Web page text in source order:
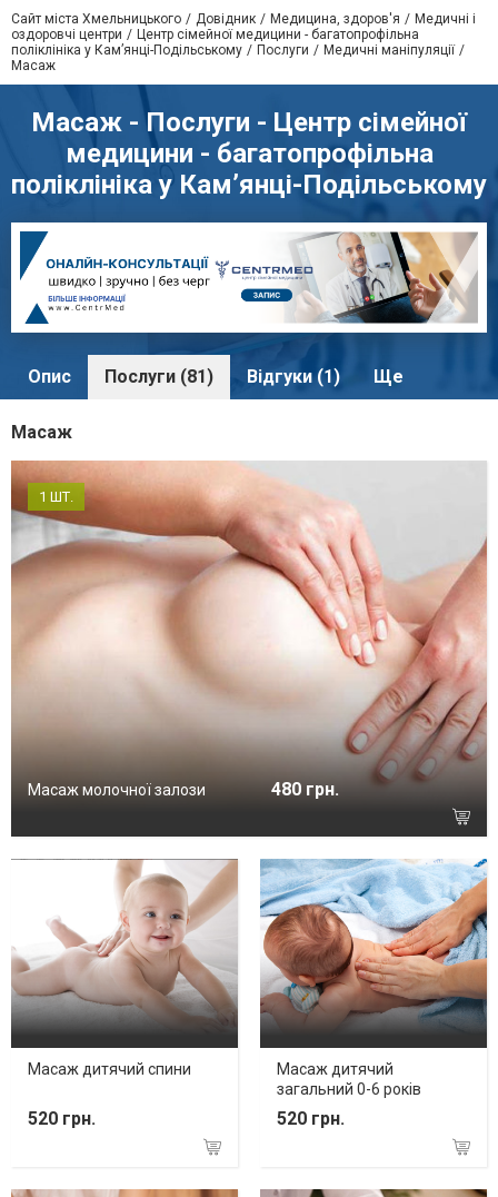
Сайт міста Хмельницького Довідник Медицина, здоров'я
Медичні і
оздоровчі центри
Центр сімейної медицини - багатопрофільна
поліклініка у Кам’янці-Подільському
Послуги
Медичні маніпуляції
Масаж
Масаж - Послуги - Центр сімейної
медицини - багатопрофільна
поліклініка у Кам’янці-Подільському
Опис Послуги (81) Відгуки (1) Ще
Масаж
1 ШТ.
Масаж молочної залози 480 грн.
Масаж дитячий спини
520 грн.
Масаж дитячий
загальний 0-6 років
520 грн.